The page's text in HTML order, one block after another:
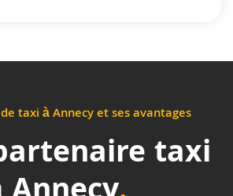
taxi à Annecy et ses avantages
taxi